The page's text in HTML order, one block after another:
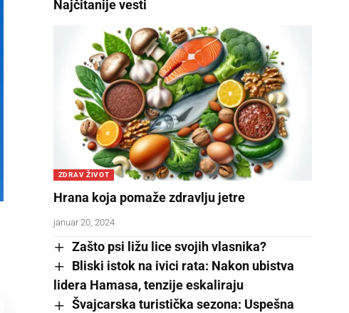
Najčitanije vesti
ZDRAV ŽIVOT
Hrana koja pomaže zdravlju jetre
januar 20, 2024
Zašto psi ližu lice svojih vlasnika?
Bliski istok na ivici rata: Nakon ubistva
lidera Hamasa, tenzije eskaliraju
Švajcarska turistička sezona: Uspešna